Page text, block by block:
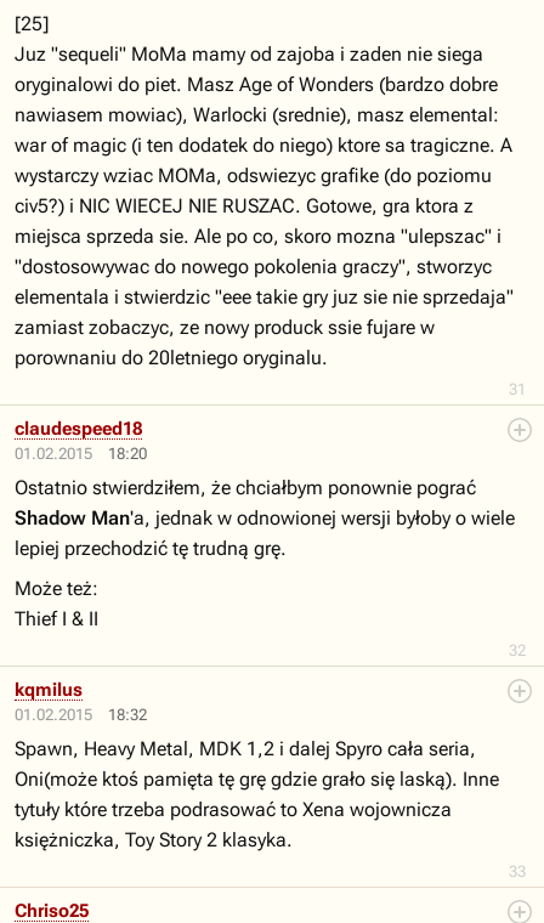
31
[25]
Juz "sequeli" MoMa mamy od zajoba i zaden nie siega
oryginalowi do piet. Masz Age of Wonders (bardzo dobre
nawiasem mowiac), Warlocki (srednie), masz elemental:
war of magic (i ten dodatek do niego) ktore sa tragiczne. A
wystarczy wziac MOMa, odswiezyc grafike (do poziomu
civ5?) i NIC WIECEJ NIE RUSZAC. Gotowe, gra ktora z
miejsca sprzeda sie. Ale po co, skoro mozna "ulepszac" i
"dostosowywac do nowego pokolenia graczy", stworzyc
elementala i stwierdzic "eee takie gry juz sie nie sprzedaja"
zamiast zobaczyc, ze nowy produck ssie fujare w
porownaniu do 20letniego oryginalu.
01.02.2015 18:20
32
claudespeed18
Ostatnio stwierdziłem, że chciałbym ponownie pograć
Shadow Man'a, jednak w odnowionej wersji byłoby o wiele
lepiej przechodzić tę trudną grę.
Może też:
Thief I & II
01.02.2015 18:32
33
kqmilus
Spawn, Heavy Metal, MDK 1,2 i dalej Spyro cała seria,
Oni(może ktoś pamięta tę grę gdzie grało się laską). Inne
tytuły które trzeba podrasować to Xena wojownicza
księżniczka, Toy Story 2 klasyka.
Chriso25